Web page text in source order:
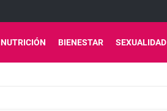
NUTRICIÓN BIENESTAR SEXUALIDAD